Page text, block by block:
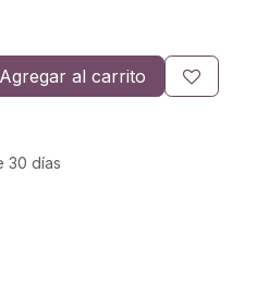
al carrito
30 días